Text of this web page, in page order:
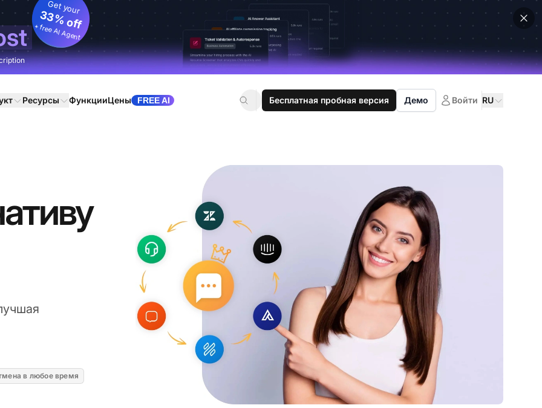
Get your
33% off
+ free AI Agent
Ресурсы ФункцииЦены FREE AI Бесплатная пробная версия Демо Войти RU
в любое время